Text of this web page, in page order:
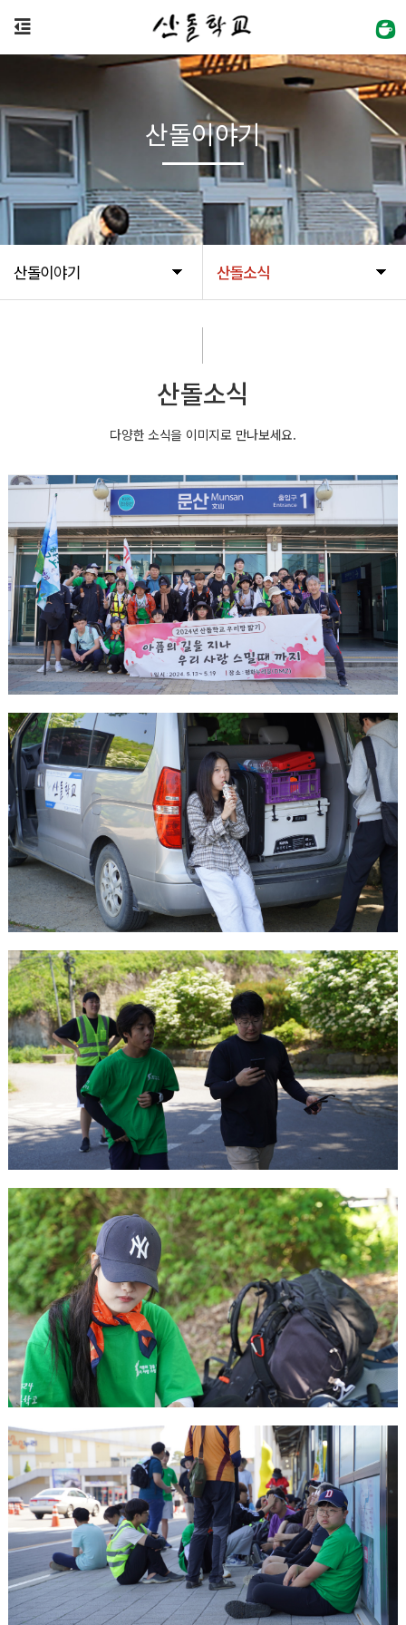
산돌이야기 산돌소식
산돌이야기
산돌소식
다양한 소식을 이미지로 만나보세요.